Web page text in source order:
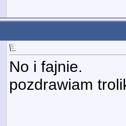
No i fajnie.
pozdrawiam